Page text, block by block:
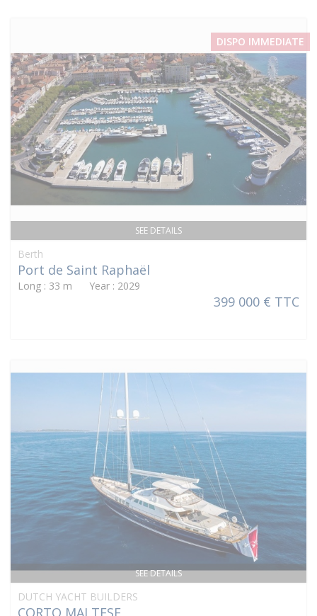
SEE DETAILS
DISPO IMMEDIATE
Berth
Port de Saint Raphaël
Long : 33 m Year : 2029
399 000 € TTC
SEE DETAILS
DUTCH YACHT BUILDERS
CORTO MALTESE